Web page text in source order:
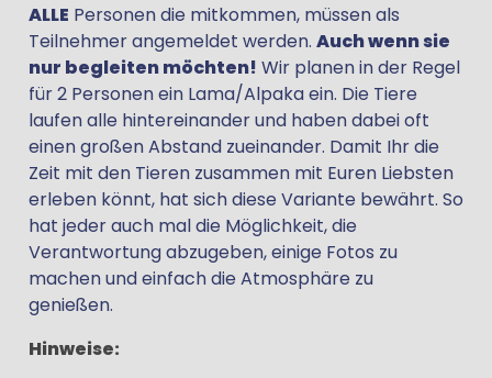
ALLE Personen die mitkommen, müssen als
Teilnehmer angemeldet werden. Auch wenn sie
nur begleiten möchten! Wir planen in der Regel
für 2 Personen ein Lama/Alpaka ein. Die Tiere
laufen alle hintereinander und haben dabei oft
einen großen Abstand zueinander. Damit Ihr die
Zeit mit den Tieren zusammen mit Euren Liebsten
erleben könnt, hat sich diese Variante bewährt. So
hat jeder auch mal die Möglichkeit, die
Verantwortung abzugeben, einige Fotos zu
machen und einfach die Atmosphäre zu
genießen.
Hinweise: